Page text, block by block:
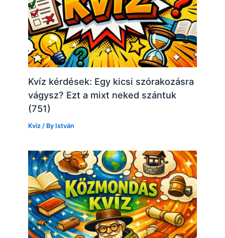
Kvíz kérdések: Egy kicsi szórakozásra
vágysz? Ezt a mixt neked szántuk
(751)
Kvíz / By István